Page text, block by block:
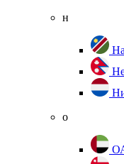
н
о